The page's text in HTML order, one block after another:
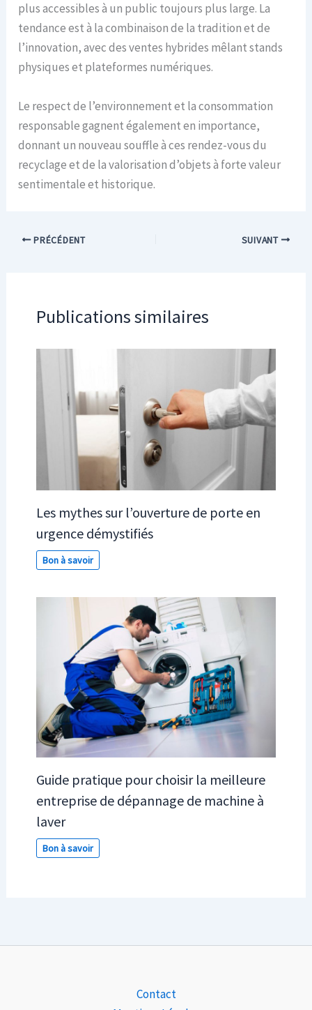
plus accessibles à un public toujours plus large. La
tendance est à la combinaison de la tradition et de
l’innovation, avec des ventes hybrides mêlant stands
physiques et plateformes numériques.
Le respect de l’environnement et la consommation
responsable gagnent également en importance,
donnant un nouveau souffle à ces rendez-vous du
recyclage et de la valorisation d’objets à forte valeur
sentimentale et historique.
PRÉCÉDENT SUIVANT
Publications similaires
Les mythes sur l’ouverture de porte en
urgence démystifiés
Bon à savoir
Guide pratique pour choisir la meilleure
entreprise de dépannage de machine à
laver
Bon à savoir
Contact